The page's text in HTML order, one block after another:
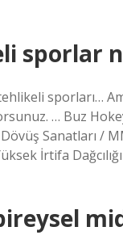
sporlar
sporları…
… Buz
Sanatları /
İrtifa